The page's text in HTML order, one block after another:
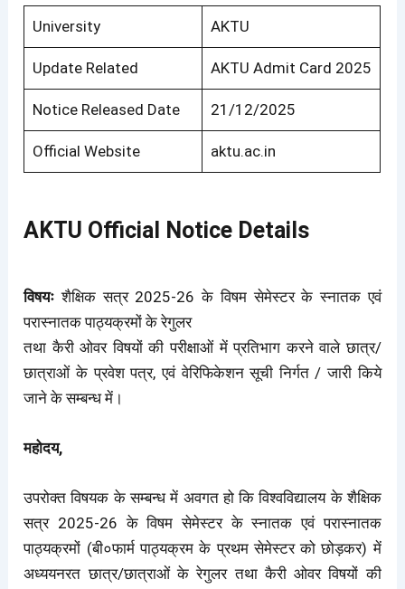
University AKTU
Update Related AKTU Admit Card 2025
Notice Released Date 21/12/2025
Official Website aktu.ac.in
AKTU Official Notice Details
विषयः शैक्षिक सत्र 2025-26 के विषम सेमेस्टर के स्नातक एवं
परास्नातक पाठ्यक्रमों के रेगुलर
तथा कैरी ओवर विषयों की परीक्षाओं में प्रतिभाग करने वाले छात्र/
छात्राओं के प्रवेश पत्र, एवं वेरिफिकेशन सूची निर्गत / जारी किये
जाने के सम्बन्ध में।
महोदय,
उपरोक्त विषयक के सम्बन्ध में अवगत हो कि विश्वविद्यालय के शैक्षिक
सत्र 2025-26 के विषम सेमेस्टर के स्नातक एवं परास्नातक
पाठ्यक्रमों (बी०फार्म पाठ्यक्रम के प्रथम सेमेस्टर को छोड़कर) में
अध्ययनरत छात्र/छात्राओं के रेगुलर तथा कैरी ओवर विषयों की